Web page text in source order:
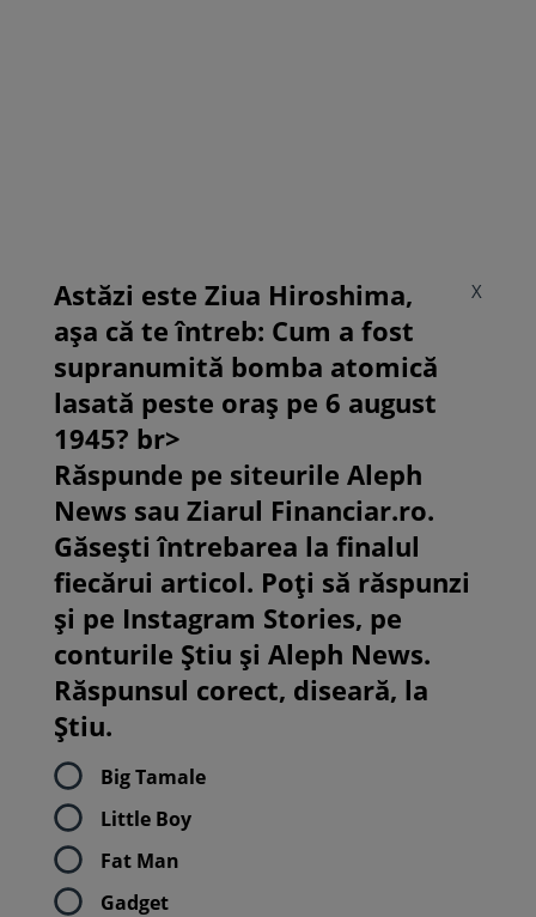
X
Astăzi este Ziua Hiroshima,
așa că te întreb: Cum a fost
supranumită bomba atomică
lasată peste oraș pe 6 august
1945? br>
Răspunde pe siteurile Aleph
News sau Ziarul Financiar.ro.
Găsești întrebarea la finalul
fiecărui articol. Poți să răspunzi
și pe Instagram Stories, pe
conturile Știu și Aleph News.
Răspunsul corect, diseară, la
Știu.
Big Tamale
Little Boy
Fat Man
Gadget